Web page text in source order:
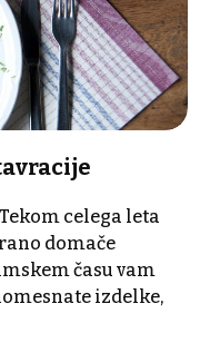
celega leta
domače
času vam
izdelke,